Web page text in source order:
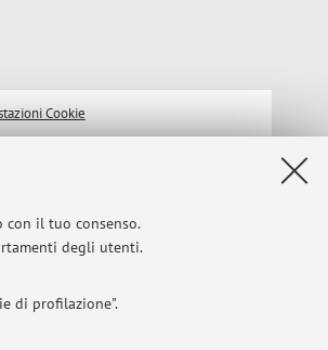
con il tuo consenso.
degli utenti.
di profilazione".
Cookie